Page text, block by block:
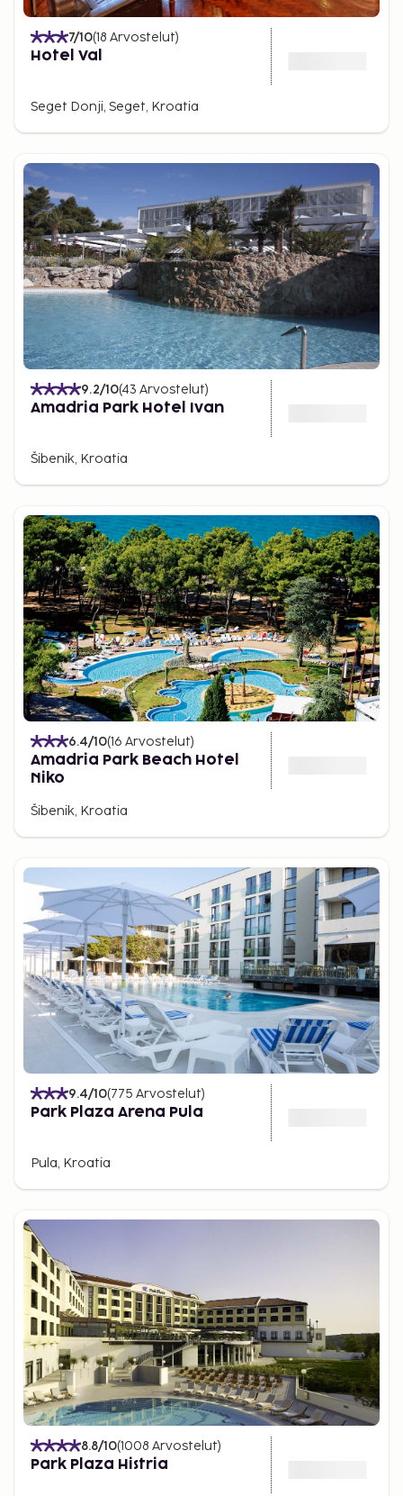
7/10(18 Arvostelut)
Hotel Val
Seget Donji, Seget, Kroatia
9.2/10(43 Arvostelut)
Amadria Park Hotel Ivan
Šibenik, Kroatia
6.4/10(16 Arvostelut)
Amadria Park Beach Hotel
Niko
Šibenik, Kroatia
9.4/10(775 Arvostelut)
Park Plaza Arena Pula
Pula, Kroatia
8.8/10(1008 Arvostelut)
Park Plaza Histria